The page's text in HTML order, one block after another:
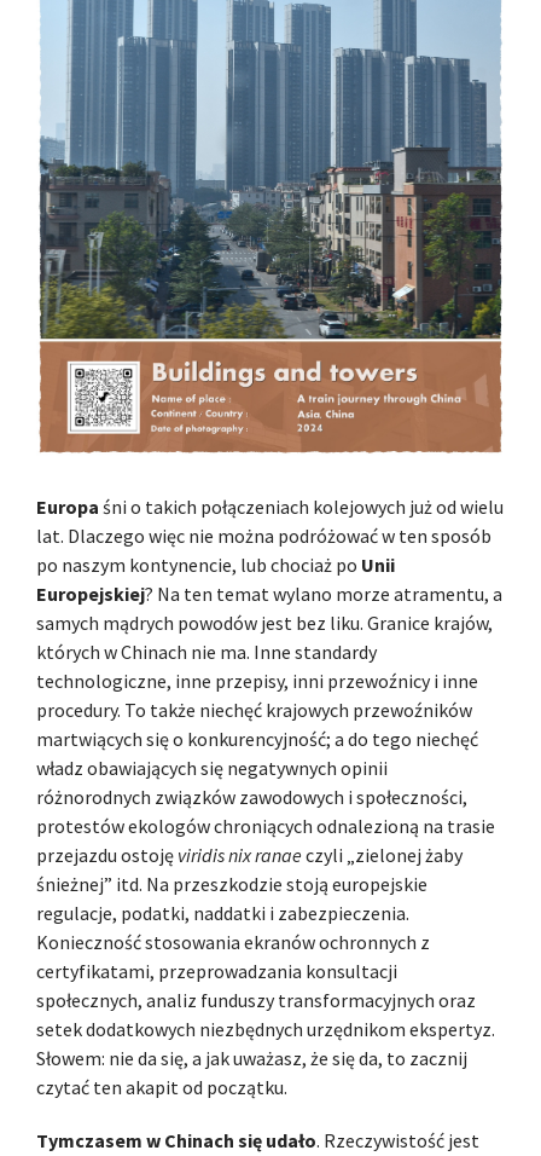
Europa śni o takich połączeniach kolejowych już od wielu
lat. Dlaczego więc nie można podróżować w ten sposób
po naszym kontynencie, lub chociaż po Unii
Europejskiej? Na ten temat wylano morze atramentu, a
samych mądrych powodów jest bez liku. Granice krajów,
których w Chinach nie ma. Inne standardy
technologiczne, inne przepisy, inni przewoźnicy i inne
procedury. To także niechęć krajowych przewoźników
martwiących się o konkurencyjność; a do tego niechęć
władz obawiających się negatywnych opinii
różnorodnych związków zawodowych i społeczności,
protestów ekologów chroniących odnalezioną na trasie
przejazdu ostoję viridis nix ranae czyli „zielonej żaby
śnieżnej” itd. Na przeszkodzie stoją europejskie
regulacje, podatki, naddatki i zabezpieczenia.
Konieczność stosowania ekranów ochronnych z
certyfikatami, przeprowadzania konsultacji
społecznych, analiz funduszy transformacyjnych oraz
setek dodatkowych niezbędnych urzędnikom ekspertyz.
Słowem: nie da się, a jak uważasz, że się da, to zacznij
czytać ten akapit od początku.
Tymczasem w Chinach się udało. Rzeczywistość jest